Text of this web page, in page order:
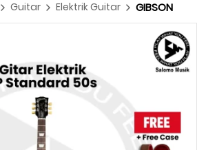
Guitar Elektrik Guitar GIBSON